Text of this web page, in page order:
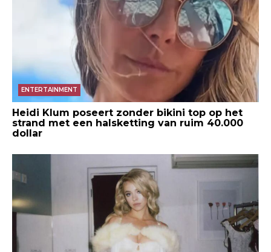
ENTERTAINMENT
Heidi Klum poseert zonder bikini top op het
strand met een halsketting van ruim 40.000
dollar